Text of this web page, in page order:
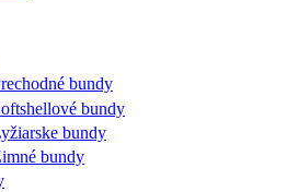
bundy
bundy
bundy
bundy